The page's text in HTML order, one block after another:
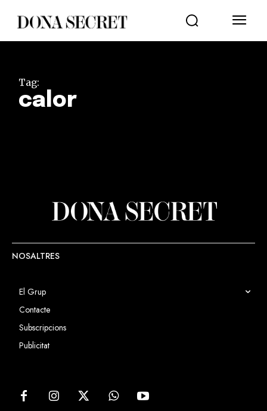
Tag:
calor
NOSALTRES
El Grup
Contacte
Subscripcions
Publicitat